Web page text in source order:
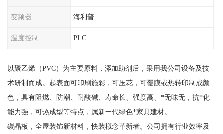
变频器 海利普
温度控制 PLC
以聚乙烯（PVC）为主要原料，添加助剂后，采用我公司设备及技
术研制而成。起表面可印刷施彩，可压花，可覆膜或热转印制成颜
色，具有阻燃、防潮、耐酸碱、寿命长、强度高、*无味无，抗*化
能力强，可热成型等特点，属新一代绿色*家具建材。
碳晶板，全屋装饰新材料，快装概念革新者。公司拥有行业效率及